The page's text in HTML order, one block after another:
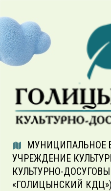
МУНИЦИПАЛЬНОЕ
УЧРЕЖДЕНИЕ
КУЛЬТУРНО-
«ГОЛИЦЫНСКИЙ